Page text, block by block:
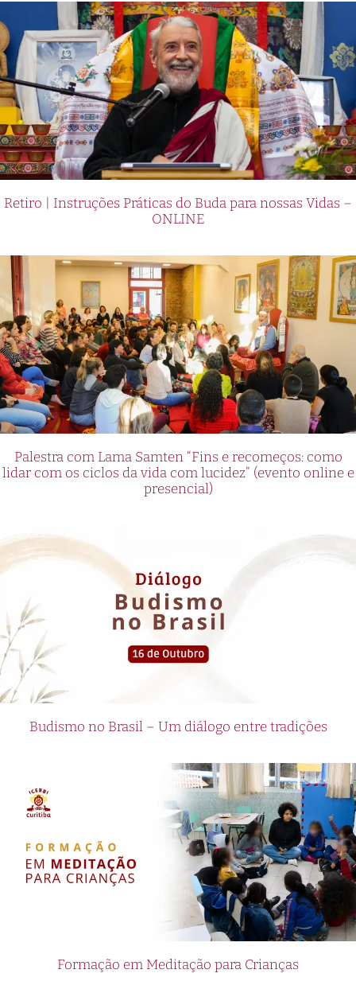
Retiro | Instruções Práticas do Buda para nossas Vidas –
ONLINE
Palestra com Lama Samten “Fins e recomeços: como
lidar com os ciclos da vida com lucidez” (evento online e
presencial)
Budismo no Brasil – Um diálogo entre tradições
Formação em Meditação para Crianças